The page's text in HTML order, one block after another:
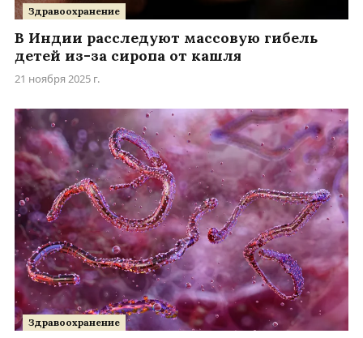
Здравоохранение
В Индии расследуют массовую гибель
детей из-за сиропа от кашля
21 ноября 2025 г.
Здравоохранение